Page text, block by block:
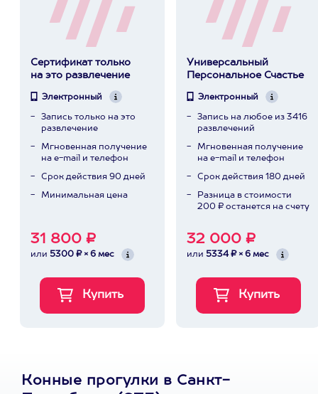
Сертификат только
на это развлечение
Электронный
Запись только на это
развлечение
Мгновенная получение
на e-mail и телефон
Срок действия 90 дней
Минимальная цена
31 800 ₽
или 5300 ₽ × 6 мес
Универсальный
Персональное Счастье
Электронный
Запись на любое из 3416
развлечений
Мгновенная получение
на e-mail и телефон
Срок действия 180 дней
Разница в стоимости
200 ₽ останется на счету
32 000 ₽
или 5334 ₽ × 6 мес
Конные прогулки в Санкт-